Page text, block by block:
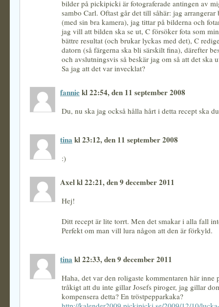
bilder på pickipicki är fotograferade antingen av
sambo Carl. Oftast går det till såhär: jag
(med sin bra kamera), jag tittar på bilderna och
jag vill att bilden ska se ut, C försöker fota som
bättre resultat (och brukar lyckas med det), C
datorn (så färgerna ska bli särskilt fina), därefter
och avslutningsvis så beskär jag om så att det ska
Sa jag att det var invecklat?
fanniekl 22:54, den 11 september 2008
Du, nu ska jag också hålla hårt i detta recept ska
tina kl 23:12, den 11 september 2008
:)
Axel kl 22:21, den 9 december 2011
Hej!
Ditt recept är lite torrt. Men det smakar i alla fall
Perfekt om man vill lura någon att den är förkyld.
tina kl 22:33, den 9 december 2011
Haha, det var den roligaste kommentaren här inne
tråkigt att du inte gillar Josefs piroger, jag gillar
kompensera detta? En tröstpepparkaka?